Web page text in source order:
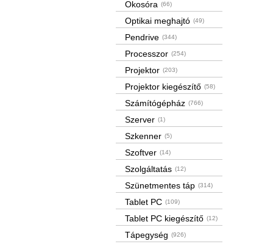
Okosóra (66)
Optikai meghajtó (49)
Pendrive (344)
Processzor (254)
Projektor (203)
Projektor kiegészítő (58)
Számítógépház (766)
Szerver (1)
Szkenner (5)
Szoftver (14)
Szolgáltatás (12)
Szünetmentes táp (314)
Tablet PC (109)
Tablet PC kiegészítő (12)
Tápegység (926)